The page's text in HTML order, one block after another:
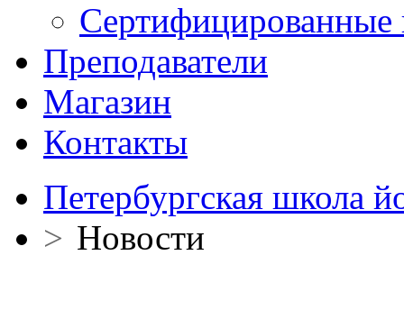
Сертифицированные
Преподаватели
Магазин
Контакты
Петербургская школа
> Новости